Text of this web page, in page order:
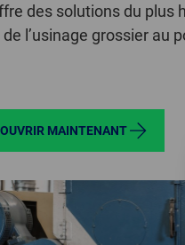
des solutions du plus
l’usinage grossier au
MAINTENANT